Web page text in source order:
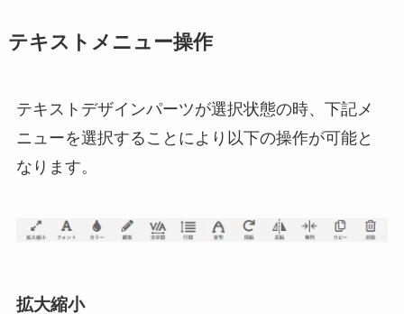
テキストメニュー操作
テキストデザインパーツが選択状態の時、下記メ
ニューを選択することにより以下の操作が可能と
なります。
拡大縮小